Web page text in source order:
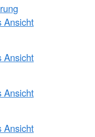
Ansicht
Ansicht
Ansicht
Ansicht